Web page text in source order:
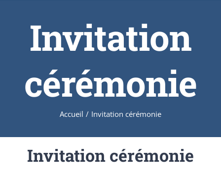
Invitation
cérémonie
Accueil / Invitation cérémonie
Invitation cérémonie